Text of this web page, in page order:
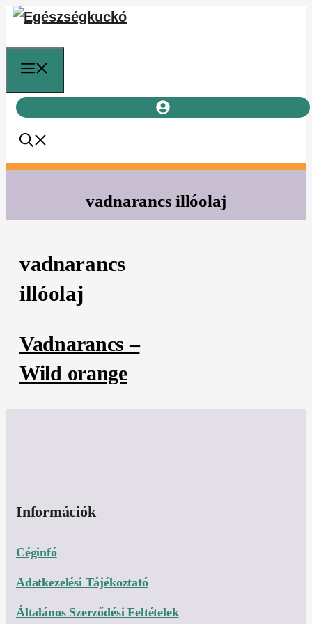
Kilépés
vadnarancs illóolaj
vadnarancs
illóolaj
Vadnarancs –
Wild orange
Információk
Céginfó
Adatkezelési Tájékoztató
Általános Szerződési Feltételek